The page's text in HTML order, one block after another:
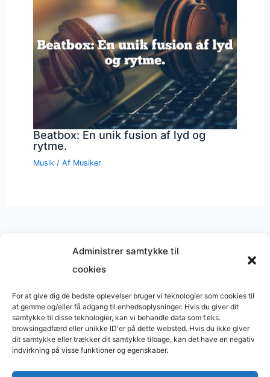
Administrer samtykke til
cookies
For at give dig de bedste oplevelser bruger vi teknologier som cookies til
at gemme og/eller få adgang til enhedsoplysninger. Hvis du giver dit
samtykke til disse teknologier, kan vi behandle data som f.eks.
browsingadfærd eller unikke ID'er på dette websted. Hvis du ikke giver
dit samtykke eller trækker dit samtykke tilbage, kan det have en negativ
indvirkning på visse funktioner og egenskaber.
Beatbox: En unik fusion af lyd og
rytme.
Musik / Af Musiker
Musik på
Copyright © 2026 BasimWorld
Udviklet afWebbureau.dk
Bygget medWordPress